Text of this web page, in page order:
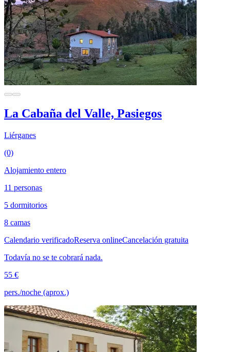
La Cabaña del Valle, Pasiegos
Liérganes
(0)
Alojamiento entero
11 personas
5 dormitorios
8 camas
Calendario verificadoReserva onlineCancelación gratuita
Todavía no se te cobrará nada.
55 €
pers./noche (aprox.)